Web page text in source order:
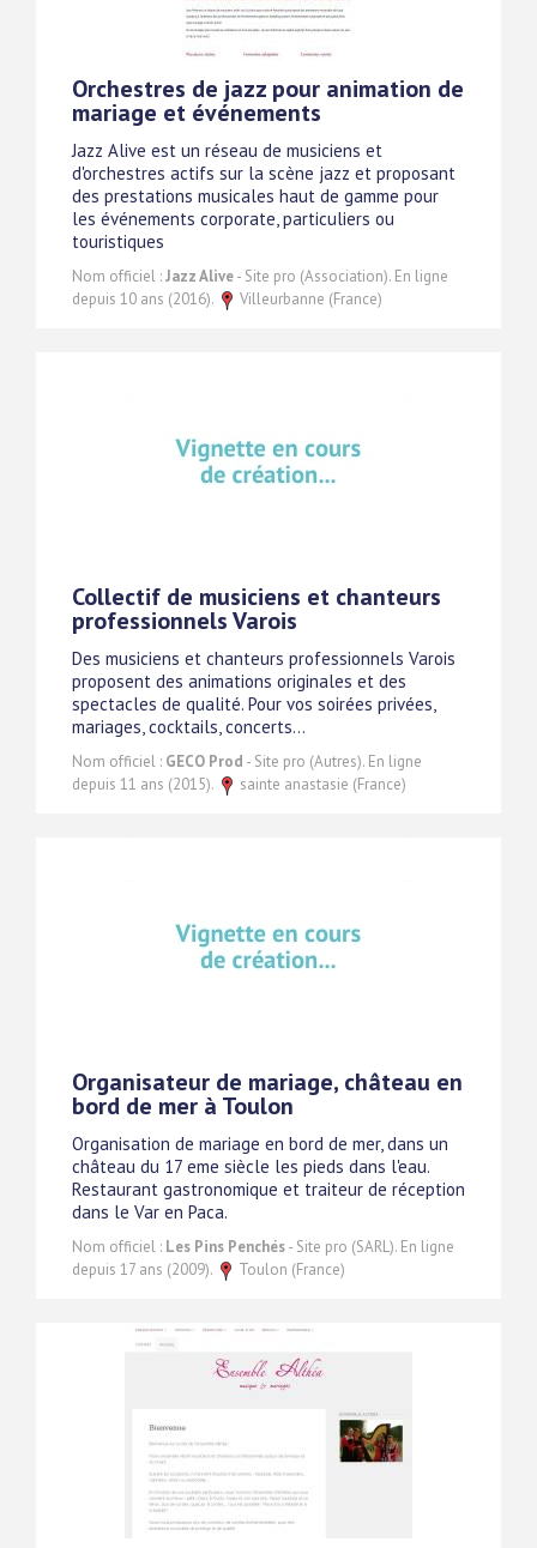
Orchestres de jazz pour animation de
mariage et événements
Jazz Alive est un réseau de musiciens et
d'orchestres actifs sur la scène jazz et proposant
des prestations musicales haut de gamme pour
les événements corporate, particuliers ou
touristiques
Nom officiel :Jazz Alive- Site pro (Association). En ligne
depuis 10 ans (2016).
Villeurbanne (France)
Collectif de musiciens et chanteurs
professionnels Varois
Des musiciens et chanteurs professionnels Varois
proposent des animations originales et des
spectacles de qualité. Pour vos soirées privées,
mariages, cocktails, concerts...
Nom officiel : GECO Prod - Site pro (Autres). En ligne
depuis 11 ans (2015).
sainte anastasie (France)
Organisateur de mariage, château en
bord de mer à Toulon
Organisation de mariage en bord de mer, dans un
château du 17 eme siècle les pieds dans l'eau.
Restaurant gastronomique et traiteur de réception
dans le Var en Paca.
Nom officiel : Les Pins Penchés- Site pro (SARL). En ligne
depuis 17 ans (2009).
Toulon (France)